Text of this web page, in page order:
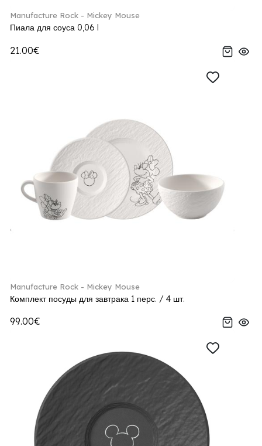
Manufacture Rock - Mickey Mouse
Пиала для соуса 0,06 l
21.00€
Manufacture Rock - Mickey Mouse
Комплект посуды для завтрака 1 перс. / 4 шт.
99.00€